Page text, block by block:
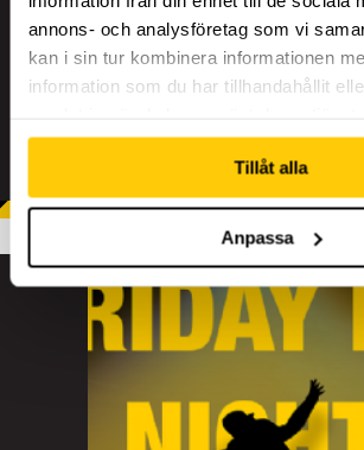
annons- och analysföretag som vi
kan i sin tur kombinera informationen
information som du har tillhandahållit
Tillåt alla
Anpassa
CAMPS